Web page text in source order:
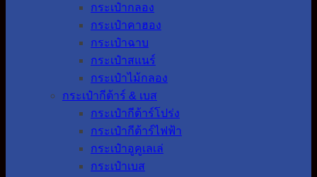
กระเป๋ากลอง
กระเป๋าคาฮอง
กระเป๋าฉาบ
กระเป๋าสแนร์
กระเป๋าไม้กลอง
กระเป๋ากีต้าร์ & เบส
กระเป๋ากีต้าร์โปร่ง
กระเป๋ากีต้าร์ไฟฟ้า
กระเป๋าอูคูเลเล่
กระเป๋าเบส